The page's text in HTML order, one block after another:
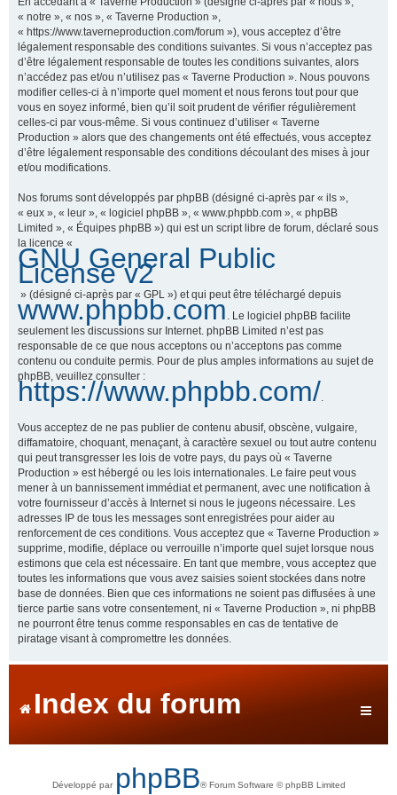
« notre », « nos », « Taverne Production »,
« https://www.taverneproduction.com/forum »), vous acceptez d’être
légalement responsable des conditions suivantes. Si vous n’acceptez pas
d’être légalement responsable de toutes les conditions suivantes, alors
n’accédez pas et/ou n’utilisez pas « Taverne Production ». Nous pouvons
modifier celles-ci à n’importe quel moment et nous ferons tout pour que
vous en soyez informé, bien qu’il soit prudent de vérifier régulièrement
celles-ci par vous-même. Si vous continuez d’utiliser « Taverne
Production » alors que des changements ont été effectués, vous acceptez
d’être légalement responsable des conditions découlant des mises à jour
et/ou modifications.
Nos forums sont développés par phpBB (désigné ci-après par « ils »,
« eux », « leur », « logiciel phpBB », « www.phpbb.com », « phpBB
Limited », « Équipes phpBB ») qui est un script libre de forum, déclaré sous
la licence «
GNU General Public
License v2
» (désigné ci-après par « GPL ») et qui peut être téléchargé depuis
www.phpbb.com
. Le logiciel phpBB facilite
seulement les discussions sur Internet. phpBB Limited n’est pas
responsable de ce que nous acceptons ou n’acceptons pas comme
contenu ou conduite permis. Pour de plus amples informations au sujet de
phpBB, veuillez consulter :
https://www.phpbb.com/
Vous acceptez de ne pas publier de contenu abusif, obscène, vulgaire,
diffamatoire, choquant, menaçant, à caractère sexuel ou tout autre contenu
qui peut transgresser les lois de votre pays, du pays où « Taverne
Production » est hébergé ou les lois internationales. Le faire peut vous
mener à un bannissement immédiat et permanent, avec une notification à
votre fournisseur d’accès à Internet si nous le jugeons nécessaire. Les
adresses IP de tous les messages sont enregistrées pour aider au
renforcement de ces conditions. Vous acceptez que « Taverne Production »
supprime, modifie, déplace ou verrouille n’importe quel sujet lorsque nous
estimons que cela est nécessaire. En tant que membre, vous acceptez que
toutes les informations que vous avez saisies soient stockées dans notre
base de données. Bien que ces informations ne soient pas diffusées à une
tierce partie sans votre consentement, ni « Taverne Production », ni phpBB
ne pourront être tenus comme responsables en cas de tentative de
piratage visant à compromettre les données.
Index du forum
Développé par phpBB® Forum Software © phpBB Limited